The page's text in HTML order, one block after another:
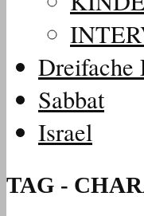
Dreifache
Sabbat
Israel
TAG -